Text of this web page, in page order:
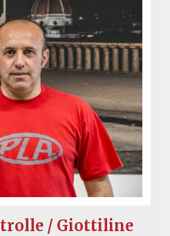
/ Giottiline